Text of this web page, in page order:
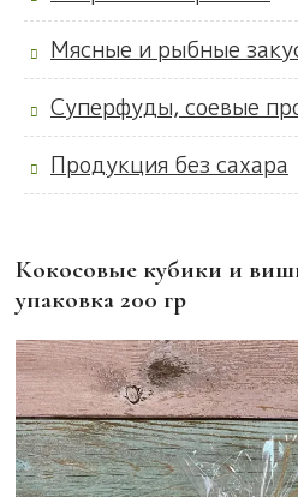
Мясные и рыбные
Суперфуды, соевые
Продукция без сахара
Кокосовые кубики и
упаковка 200 гр